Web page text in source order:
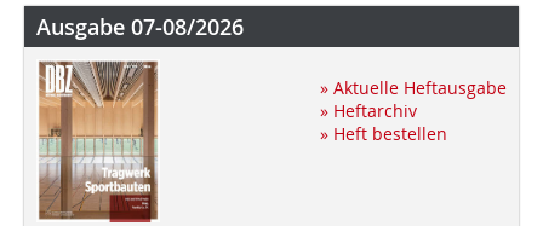
Ausgabe 07-08/2026
» Aktuelle Heftausgabe
» Heftarchiv
» Heft bestellen